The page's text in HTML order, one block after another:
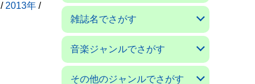
/ 2013年 /
雑誌名でさがす
アコースティックギターマガ
ギターマガジン
ギターミュージック(新掘)
現代ギター
ゴールドワックス
サウンド＆レコーディングマ
サウンドデザイナー
サックス＆ブラス・マガジン
ザ・ディグ
ジャズライフ
スイングジャーナル
ストレンジ・デイズ
ダウンビート
バーン
パセオフラメンコ
PCミュージック
プレイヤー
ベースマガジン
ミュージックマガジン
ヤングギター
リズム＆ドラムマガジン
レコード・コレクターズ
ロッキング・オン
ロッキング・オン・ジャパン
音楽ジャンルでさがす
クラシックギターの本
フラメンコとスペインの本
アコギの本
ジャズの本
音楽の本
その他のジャンルでさがす